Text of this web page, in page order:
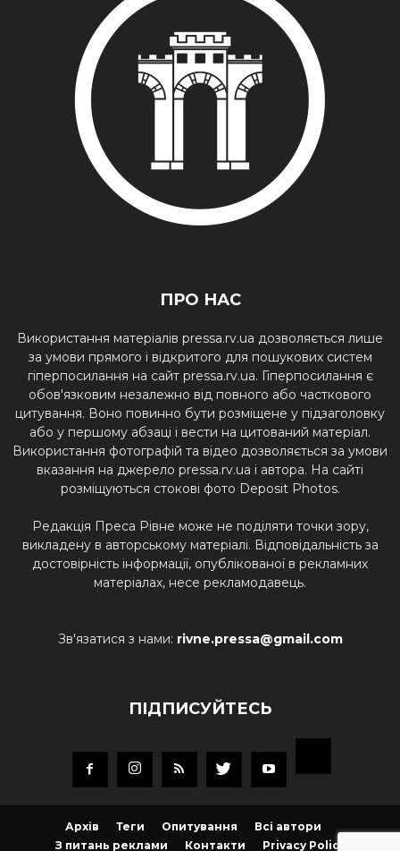
ПРО НАС
Використання матеріалів pressa.rv.ua дозволяється лише
за умови прямого і відкритого для пошукових систем
гіперпосилання на сайт pressa.rv.ua. Гіперпосилання є
обов'язковим незалежно від повного або часткового
цитування. Воно повинно бути розміщене у підзаголовку
або у першому абзаці і вести на цитований матеріал.
Використання фотографій та відео дозволяється за умови
вказання на джерело pressa.rv.ua і автора. На сайті
розміщуються стокові фото Deposit Photos.
Редакція Преса Рівне може не поділяти точки зору,
викладену в авторському матеріалі. Відповідальність за
достовірність інформації, опублікованої в рекламних
матеріалах, несе рекламодавець.
Зв'язатися з нами: rivne.pressa@gmail.com
ПІДПИСУЙТЕСЬ
Архів Теги Опитування
Всі автори
З питань реклами
Контакти Privacy Policy